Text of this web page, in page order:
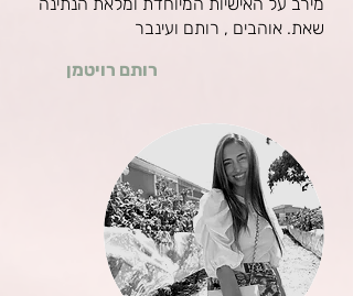
שאת. אוהבים , רותם ועינבר
רותם רויטמן